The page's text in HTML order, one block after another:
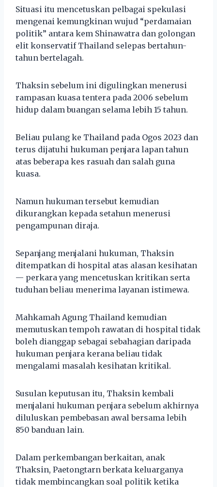
Situasi itu mencetuskan pelbagai spekulasi
mengenai kemungkinan wujud “perdamaian
politik” antara kem Shinawatra dan golongan
elit konservatif Thailand selepas bertahun-
tahun bertelagah.
Thaksin sebelum ini digulingkan menerusi
rampasan kuasa tentera pada 2006 sebelum
hidup dalam buangan selama lebih 15 tahun.
Beliau pulang ke Thailand pada Ogos 2023 dan
terus dijatuhi hukuman penjara lapan tahun
atas beberapa kes rasuah dan salah guna
kuasa.
Namun hukuman tersebut kemudian
dikurangkan kepada setahun menerusi
pengampunan diraja.
Sepanjang menjalani hukuman, Thaksin
ditempatkan di hospital atas alasan kesihatan
— perkara yang mencetuskan kritikan serta
tuduhan beliau menerima layanan istimewa.
Mahkamah Agung Thailand kemudian
memutuskan tempoh rawatan di hospital tidak
boleh dianggap sebagai sebahagian daripada
hukuman penjara kerana beliau tidak
mengalami masalah kesihatan kritikal.
Susulan keputusan itu, Thaksin kembali
menjalani hukuman penjara sebelum akhirnya
diluluskan pembebasan awal bersama lebih
850 banduan lain.
Dalam perkembangan berkaitan, anak
Thaksin, Paetongtarn berkata keluarganya
tidak membincangkan soal politik ketika